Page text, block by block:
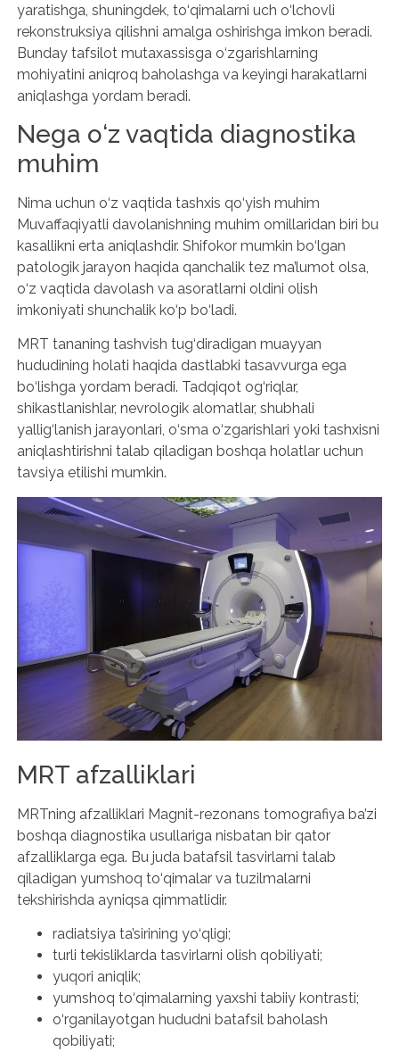
yaratishga, shuningdek, to‘qimalarni uch o‘lchovli
rekonstruksiya qilishni amalga oshirishga imkon beradi.
Bunday tafsilot mutaxassisga o‘zgarishlarning
mohiyatini aniqroq baholashga va keyingi harakatlarni
aniqlashga yordam beradi.
Nega o‘z vaqtida diagnostika
muhim
Nima uchun o‘z vaqtida tashxis qo‘yish muhim
Muvaffaqiyatli davolanishning muhim omillaridan biri bu
kasallikni erta aniqlashdir. Shifokor mumkin bo‘lgan
patologik jarayon haqida qanchalik tez ma’lumot olsa,
o‘z vaqtida davolash va asoratlarni oldini olish
imkoniyati shunchalik ko‘p bo‘ladi.
MRT tananing tashvish tug‘diradigan muayyan
hududining holati haqida dastlabki tasavvurga ega
bo‘lishga yordam beradi. Tadqiqot og‘riqlar,
shikastlanishlar, nevrologik alomatlar, shubhali
yallig‘lanish jarayonlari, o‘sma o‘zgarishlari yoki tashxisni
aniqlashtirishni talab qiladigan boshqa holatlar uchun
tavsiya etilishi mumkin.
MRT afzalliklari
MRTning afzalliklari Magnit-rezonans tomografiya ba’zi
boshqa diagnostika usullariga nisbatan bir qator
afzalliklarga ega. Bu juda batafsil tasvirlarni talab
qiladigan yumshoq to‘qimalar va tuzilmalarni
tekshirishda ayniqsa qimmatlidir.
radiatsiya ta’sirining yo‘qligi;
turli tekisliklarda tasvirlarni olish qobiliyati;
yuqori aniqlik;
yumshoq to‘qimalarning yaxshi tabiiy kontrasti;
o‘rganilayotgan hududni batafsil baholash
qobiliyati;